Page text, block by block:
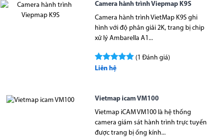
Camera hành trình Viepmap K9S
Camera hành trình VietMap K9S ghi
hình với độ phân giải 2K, trang bị chip
xử lý Ambarella A1...
(1 Đánh giá)
Liên hệ
Vietmap icam VM100
Vietmap iCAM VM100 là hệ thống
camera giám sát hành trình trực tuyến
được trang bị ống kính...